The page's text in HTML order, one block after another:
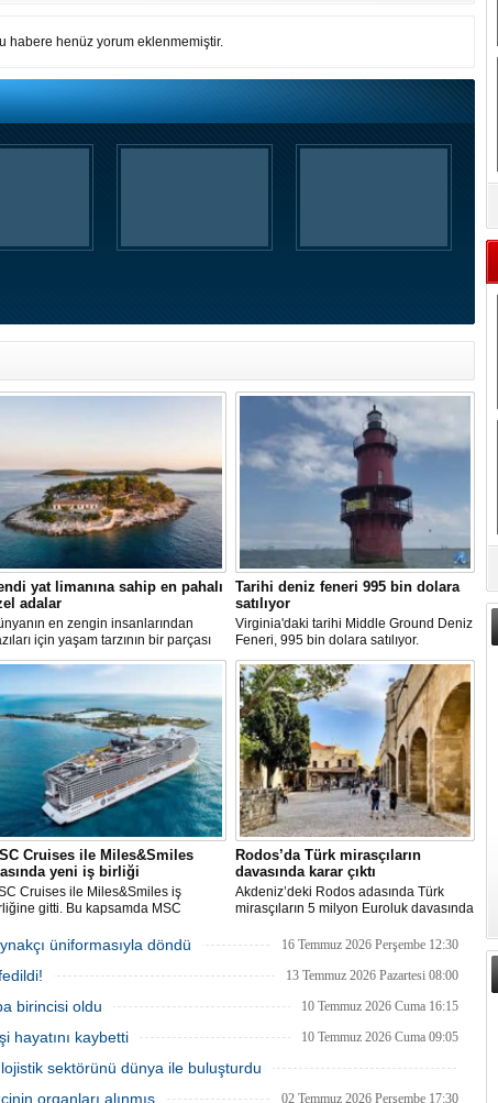
habere henüz yorum eklenmemiştir.
yat limanına sahip en pahalı
adalar
en zengin insanlarından
için yaşam tarzının bir parçası
bir süper yat değil, aynı
kendi yat limanı, helikopter
ve seçkin villaları da içeren koca bir
adadır.
Tarihi deniz feneri 995 bin dolara
satılıyor
Virginia'daki tarihi Middle Ground Deniz
Feneri, 995 bin dolara satılıyor.
Restorasyon sürecinde kendi enerjisini
üretebilen bir yaşam alanına
dönüştürüldü.
Cruises ile Miles&Smiles
yeni iş birliği
Cruises ile Miles&Smiles iş
gitti. Bu kapsamda MSC
her 1 Euro için 1 mil kazanma
sunulacak.
Rodos’da Türk mirasçıların
davasında karar çıktı
Akdeniz’deki Rodos adasında Türk
mirasçıların 5 milyon Euroluk davasında
Mahkemesi, 4,7 milyon euroluk
lehine karar verdi.
üniformasıyla döndü 16 Temmuz 2026 Perşembe 12:30
13 Temmuz 2026 Pazartesi 08:00
birincisi oldu 10 Temmuz 2026 Cuma 16:15
hayatını kaybetti 10 Temmuz 2026 Cuma 09:05
sektörünü dünya ile buluşturdu
08 Temmuz 2026 Çarşamba 11:00
organları alınmış 02 Temmuz 2026 Perşembe 17:30